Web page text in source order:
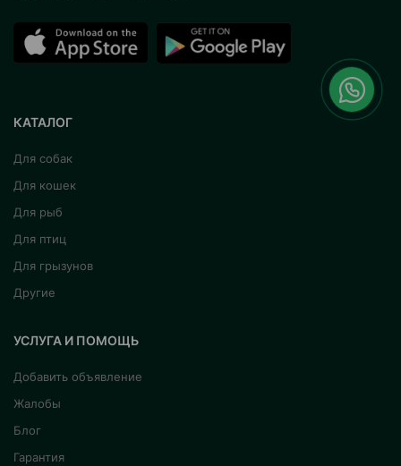
КАТАЛОГ
Для собак
Для кошек
Для рыб
Для птиц
Для грызунов
Другие
УСЛУГА И ПОМОЩЬ
Добавить объявление
Жалобы
Блог
Гарантия